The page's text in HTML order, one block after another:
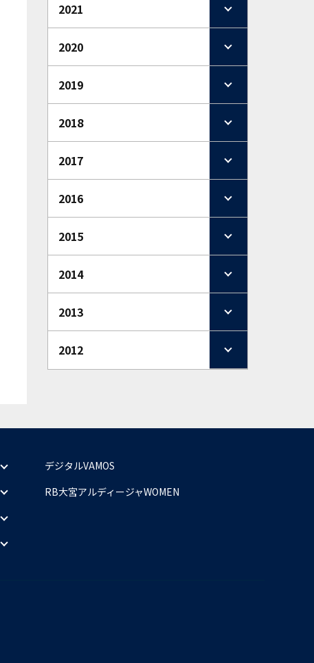
2021
2020
2019
2018
2017
2016
2015
2014
2013
2012
デジタルVAMOS
RB大宮アルディージャWOMEN